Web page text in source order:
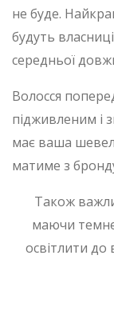
не буде.
будуть
середньої
Волосся
підживленим і
має ваша
матиме з
Також
маючи
освітлити до